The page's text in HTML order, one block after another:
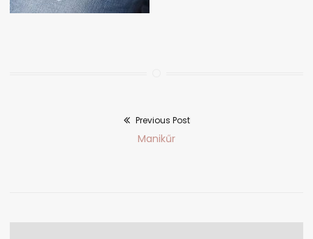
Previous Post
Previous
Manikűr